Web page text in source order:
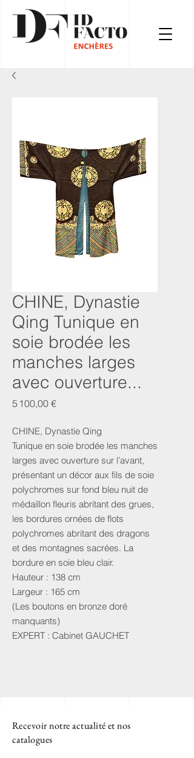
CHINE, Dynastie
Qing Tunique en
soie brodée les
manches larges
avec ouverture...
5 100,00 €Prix
CHINE, Dynastie Qing
Tunique en soie brodée les manches
larges avec ouverture sur l’avant,
présentant un décor aux fils de soie
polychromes sur fond bleu nuit de
médaillon fleuris abritant des grues,
les bordures ornées de flots
polychromes abritant des dragons
et des montagnes sacrées. La
bordure en soie bleu clair.
Hauteur : 138 cm
Largeur : 165 cm
(Les boutons en bronze doré
manquants)
EXPERT : Cabinet GAUCHET
Recevoir notre actualité et nos
catalogues